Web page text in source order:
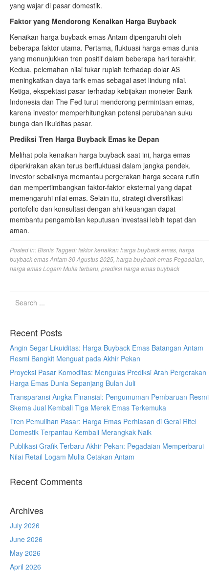
yang wajar di pasar domestik.
Faktor yang Mendorong Kenaikan Harga Buyback
Kenaikan harga buyback emas Antam dipengaruhi oleh
beberapa faktor utama. Pertama, fluktuasi harga emas dunia
yang menunjukkan tren positif dalam beberapa hari terakhir.
Kedua, pelemahan nilai tukar rupiah terhadap dolar AS
meningkatkan daya tarik emas sebagai aset lindung nilai.
Ketiga, ekspektasi pasar terhadap kebijakan moneter Bank
Indonesia dan The Fed turut mendorong permintaan emas,
karena investor memperhitungkan potensi perubahan suku
bunga dan likuiditas pasar.
Prediksi Tren Harga Buyback Emas ke Depan
Melihat pola kenaikan harga buyback saat ini, harga emas
diperkirakan akan terus berfluktuasi dalam jangka pendek.
Investor sebaiknya memantau pergerakan harga secara rutin
dan mempertimbangkan faktor-faktor eksternal yang dapat
memengaruhi nilai emas. Selain itu, strategi diversifikasi
portofolio dan konsultasi dengan ahli keuangan dapat
membantu pengambilan keputusan investasi lebih tepat dan
aman.
Posted in:Bisnis Tagged:faktor kenaikan harga buyback emas harga
buyback emas Antam 30 Agustus 2025 harga buyback emas Pegadaian
harga emas Logam Mulia terbaru prediksi harga emas buyback
Recent Posts
Angin Segar Likuiditas: Harga Buyback Emas Batangan Antam
Resmi Bangkit Menguat pada Akhir Pekan
Proyeksi Pasar Komoditas: Mengulas Prediksi Arah Pergerakan
Harga Emas Dunia Sepanjang Bulan Juli
Transparansi Angka Finansial: Pengumuman Pembaruan Resmi
Skema Jual Kembali Tiga Merek Emas Terkemuka
Tren Pemulihan Pasar: Harga Emas Perhiasan di Gerai Ritel
Domestik Terpantau Kembali Merangkak Naik
Publikasi Grafik Terbaru Akhir Pekan: Pegadaian Memperbarui
Nilai Retail Logam Mulia Cetakan Antam
Recent Comments
Archives
July 2026
June 2026
May 2026
April 2026